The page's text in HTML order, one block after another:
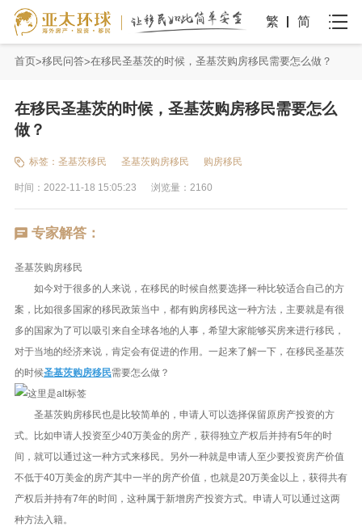
繁 简
首页 移民问答 在移民圣基茨的时候，圣基茨购房移民需要怎么做？
在移民圣基茨的时候，圣基茨购房移民需要怎么
做？
标签： 圣基茨移民 圣基茨购房移民 购房移民
时间：2022-11-18 15:05:23 浏览量：2160
专家解答：
圣基茨购房移民
如今对于很多的人来说，在移民的时候自然要选择一种比较适合自己的方
案，比如很多国家的移民政策当中，都有购房移民这一种方法，主要就是有很
多的国家为了可以吸引来自全球各地的人事，希望大家能够买房来进行移民，
对于当地的经济来说，肯定会有促进的作用。一起来了解一下，在移民圣基茨
的时候圣基茨购房移民需要怎么做？
圣基茨购房移民也是比较简单的，申请人可以选择保留原房产投资的方
式。比如申请人投资至少40万美金的房产，获得独立产权后并持有5年的时
间，就可以通过这一种方式来移民。另外一种就是申请人至少要投资房产价值
不低于40万美金的房产其中一半的房产价值，也就是20万美金以上，获得共有
产权后并持有7年的时间，这种属于新增房产投资方式。申请人可以通过这两
种方法入籍。